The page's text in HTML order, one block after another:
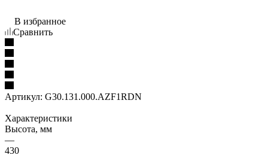
В избранное
Сравнить
Артикул: G30.131.000.AZF1RDN
Характеристики
Высота, мм
—
430